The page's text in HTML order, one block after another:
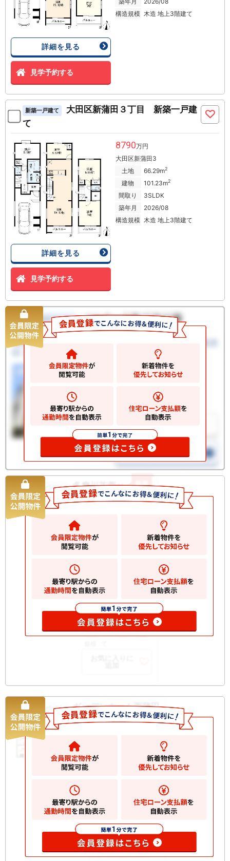
詳細を見る
見学予約する
構造規模 木造 地上3階建て
新築一戸建て
大田区新蒲田３丁目 新築一戸建
て
詳細を見る
見学予約する
8790万円
大田区新蒲田3
土地
66.29m2
建物 101.23m2
間取り
3SLDK
築年月
2026/08
構造規模 木造 地上3階建て
新着
中古マンション 多摩川芙蓉ハイツ
建物
間取
月
所在 2階
開口
部向
南西
構造 SRC 地上10階建
中古マンション ガーデンホーム西蒲田
建物
月
所在
開口
部向
東
構造
RC 地上6階建て